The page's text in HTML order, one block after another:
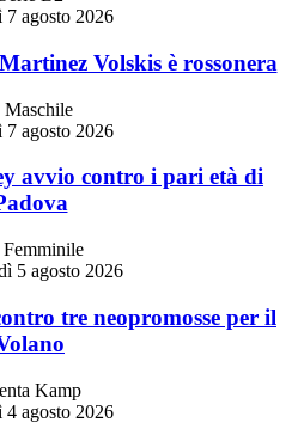
7 agosto 2026
Volskis è rossonera
Maschile
7 agosto 2026
avvio contro i pari età di
5 agosto 2026
tre neopromosse per il
Kamp
4 agosto 2026